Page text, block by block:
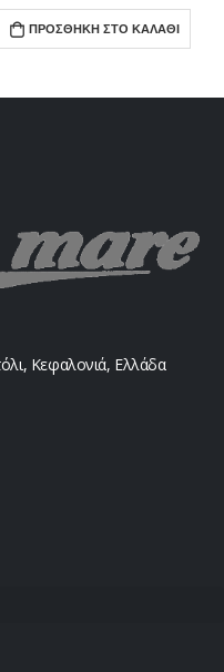
ΠΡΟΣΘΉΚΗ ΣΤΟ ΚΑΛΆΘΙ
Κεφαλονιά, Ελλάδα